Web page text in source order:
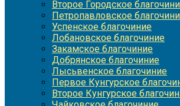
Второе Городское
Петропавловское
Успенское благочиние
Лобановское благочиние
Закамское благочиние
Добрянское благочиние
Лысьвенское благочиние
Первое Кунгурское
Второе Кунгурское